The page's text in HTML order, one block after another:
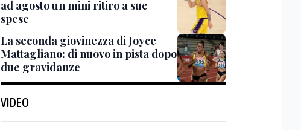
ad agosto un mini ritiro a sue
spese
La seconda giovinezza di Joyce
Mattagliano: di nuovo in pista dopo
due gravidanze
VIDEO